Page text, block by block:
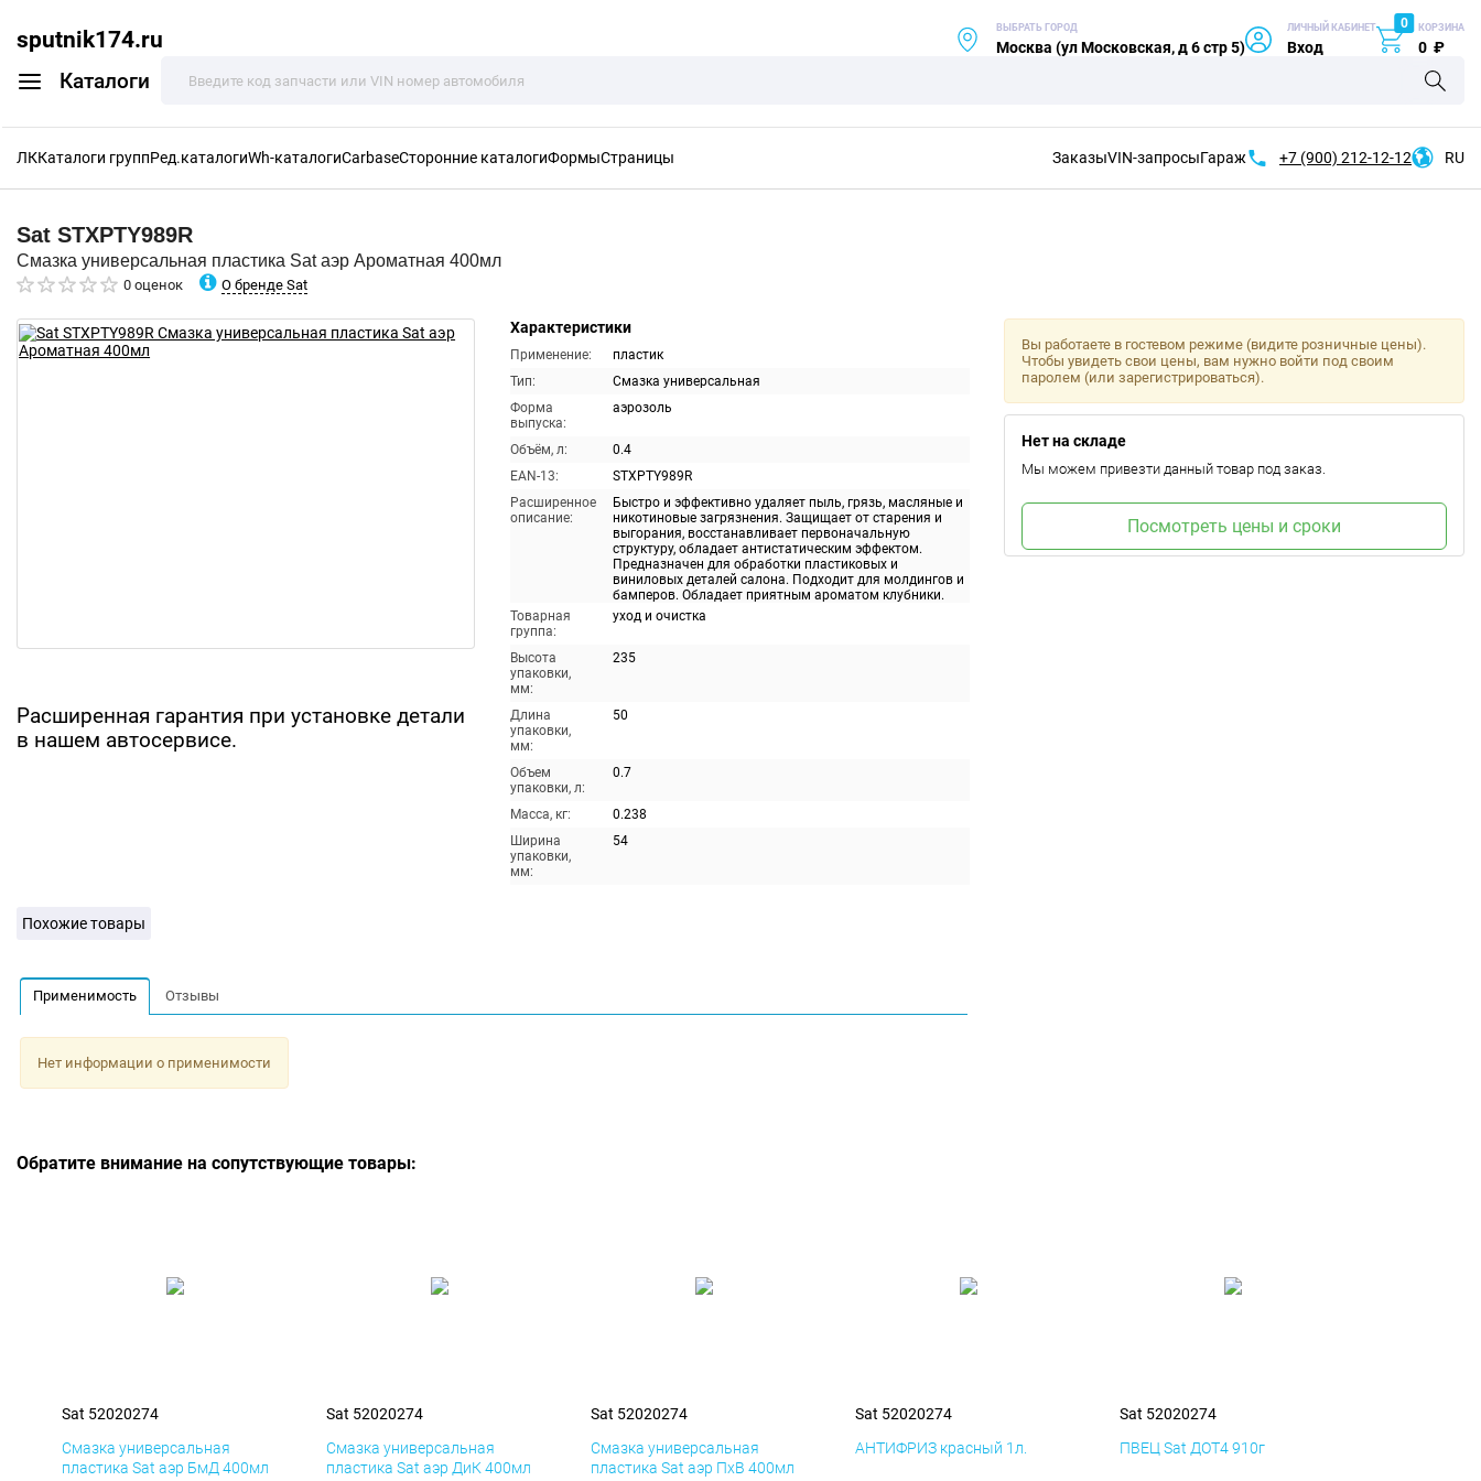
sputnik174.ru
Каталоги
ВЫБРАТЬ ГОРОД
Москва (ул Московская, д 6 стр 5)
ЛИЧНЫЙ КАБИНЕТ
Вход
0 КОРЗИНА
0 ₽
ЛККаталоги группРед.каталогиWh-каталогиCarbaseСторонние каталогиФормыСтраницы ЗаказыVIN-запросыГараж +7 (900) 212-12-12 RU
Sat STXPTY989R
Смазка универсальная пластика Sat аэр Ароматная 400мл
0 оценок О бренде Sat
Расширенная гарантия при установке детали
в нашем автосервисе.
Характеристики
Применение:
пластик
Тип:
Смазка универсальная
Форма
выпуска:
аэрозоль
Объём, л:
0.4
EAN-13:
STXPTY989R
Расширенное
описание:
Быстро и эффективно удаляет пыль, грязь, масляные и
никотиновые загрязнения. Защищает от старения и
выгорания, восстанавливает первоначальную
структуру, обладает антистатическим эффектом.
Предназначен для обработки пластиковых и
виниловых деталей салона. Подходит для молдингов и
бамперов. Обладает приятным ароматом клубники.
Товарная
группа:
уход и очистка
Высота
упаковки,
мм:
235
Длина
упаковки,
мм:
50
Объем
упаковки, л:
0.7
Масса, кг:
0.238
Ширина
упаковки,
мм:
54
Вы работаете в гостевом режиме (видите розничные цены).
Чтобы увидеть свои цены, вам нужно войти под своим
паролем (или зарегистрироваться).
Нет на складе
Мы можем привезти данный товар под заказ.
Посмотреть цены и сроки
Похожие товары
Применимость Отзывы
Нет информации о применимости
Обратите внимание на сопутствующие товары:
Sat 52020274
Смазка универсальная
пластика Sat аэр БмД 400мл
Sat 52020274
Смазка универсальная
пластика Sat аэр ДиК 400мл
Sat 52020274
Смазка универсальная
пластика Sat аэр ПхВ 400мл
Sat 52020274
АНТИФРИЗ красный 1л.
Sat 52020274
ПВЕЦ Sat ДОТ4 910г